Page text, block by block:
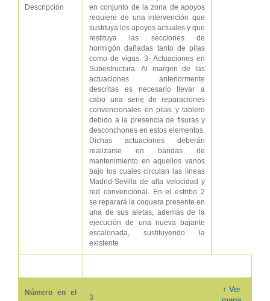
Descripción
en conjunto de la zona de apoyos
requiere de una intervención que
sustituya los apoyos actuales y que
restituya las secciones de
hormigón dañadas tanto de pilas
como de vigas. 3- Actuaciones en
Subestructura. Al margen de las
actuaciones anteriormente
descritas es necesario llevar a
cabo una serie de reparaciones
convencionales en pilas y tablero
debido a la presencia de fisuras y
desconchones en estos elementos.
Dichas actuaciones deberán
realizarse en bandas de
mantenimiento en aquellos vanos
bajo los cuales circulan las líneas
Madrid-Sevilla de alta velocidad y
red convencional. En el estribo 2
se reparará la coquera presente en
una de sus aletas, además de la
ejecución de una nueva bajante
escalonada, sustituyendo la
existente
Número en el
3
↑ Ver